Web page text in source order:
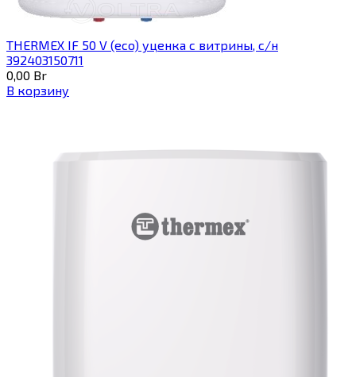
THERMEX IF 50 V (eco) уценка c витрины, с/н
392403150711
0,00 Br
В корзину